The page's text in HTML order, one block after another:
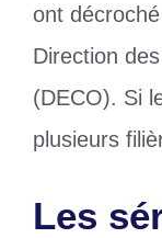
ont
Direction
(DECO). Si
plusieurs
Les